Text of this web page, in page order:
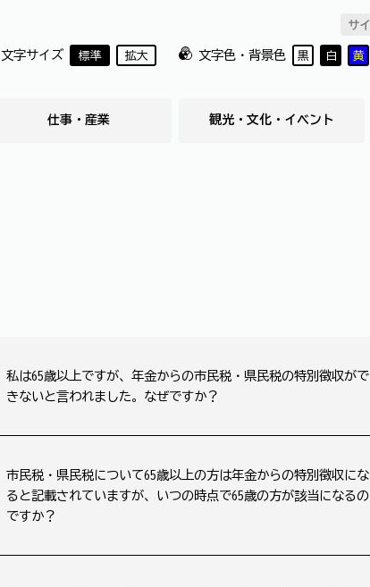
文字サイズ 標準 拡大 文字色・背景色 黒 白 黄
仕事・産業 観光・文化・イベント
私は65歳以上ですが、年金からの市民税・県民税の特別徴収がで
きないと言われました。なぜですか？
市民税・県民税について65歳以上の方は年金からの特別徴収にな
ると記載されていますが、いつの時点で65歳の方が該当になるの
ですか？